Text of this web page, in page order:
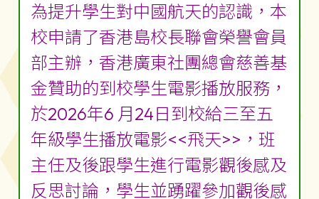
為提升學生對中國航天的認識，本
校申請了香港島校長聯會榮譽會員
部主辦，香港廣東社團總會慈善基
金贊助的到校學生電影播放服務，
於2026年6 月24日到校給三至五
年級學生播放電影<<飛天>>，班
主任及後跟學生進行電影觀後感及
反思討論，學生並踴躍參加觀後感